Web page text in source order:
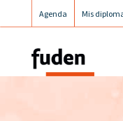
Agenda Mis